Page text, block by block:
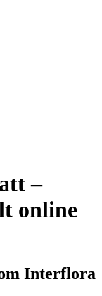
–
online
Interflora